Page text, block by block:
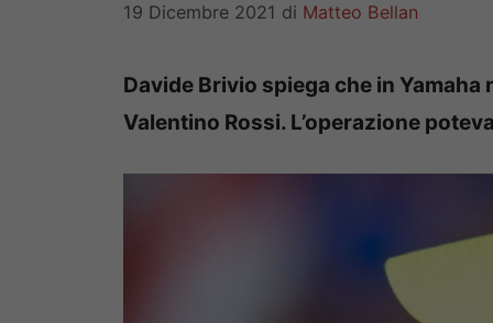
19 Dicembre 2021 di Matteo Bellan
Davide Brivio spiega che in
Valentino Rossi. L’operazione